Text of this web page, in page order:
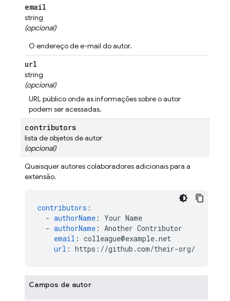
email
string
(opcional)
O endereço de e-mail do autor.
url
string
(opcional)
URL público onde as informações sobre o autor
podem ser acessadas.
contributors
lista de objetos de autor
(opcional)
Quaisquer autores colaboradores adicionais para a
extensão.
contributors :
- authorName :
Your Name
- authorName : Another Contributor
email : colleague@example.net
url : https://github.com/their-org/
Campos de autor